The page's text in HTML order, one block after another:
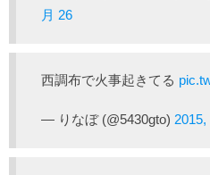
月 26
西調布で火事起きてる
— りなぼ (@5430gto)